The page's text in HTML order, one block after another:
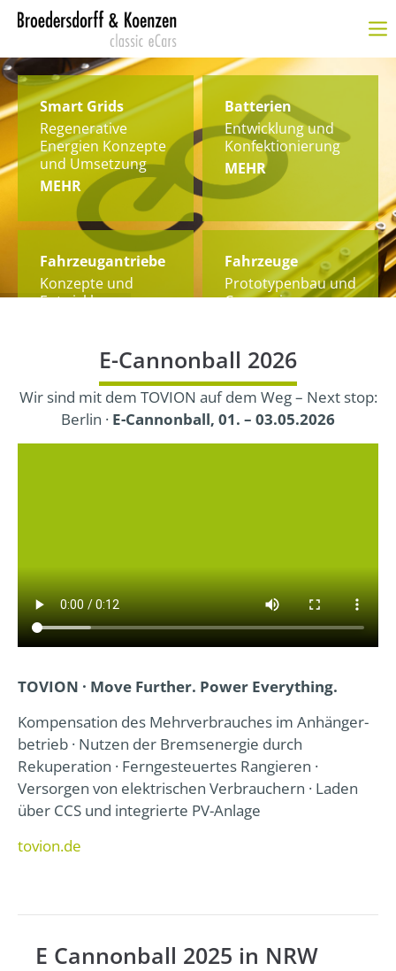
Smart Grids
Regenerative
Energien Konzepte
und Umsetzung
MEHR
Batterien
Entwicklung und
Konfektionierung
MEHR
Fahrzeug­antriebe
Konzepte und
Entwicklung
Fahrzeuge
Prototypen­bau und
Conversions
E-Mobilitäts­
konzepte
E-Cannonball 2026
Wir sind mit dem TOVION auf dem Weg – Next stop:
Berlin · E-Cannonball, 01. – 03.05.2026
TOVION · Move Further. Power Everything.
Kompensation des Mehr­verbrauches im Anhänger­
betrieb · Nutzen der Bremsenergie durch
Rekuperation · Fern­gesteuertes Rangieren ·
Versorgen von elektrischen Verbrauchern · Laden
über CCS und integrierte PV-Anlage
tovion.de
E Cannonball 2025 in NRW